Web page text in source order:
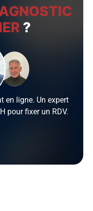
?
en ligne. Un expert
pour fixer un RDV.